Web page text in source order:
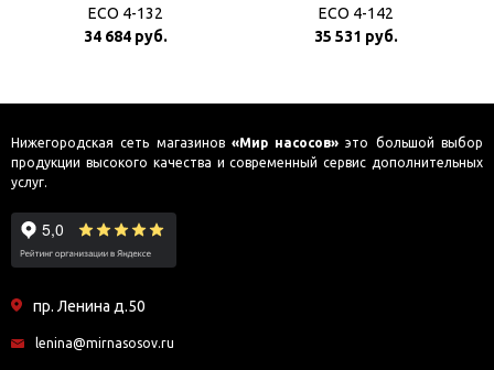
ECO 4-132
34 684 руб.
ECO 4-142
35 531 руб.
Нижегородская сеть магазинов «Мир насосов» это большой выбор
продукции высокого качества и современный сервис дополнительных
услуг.
пр. Ленина д.50
lenina@mirnasosov.ru